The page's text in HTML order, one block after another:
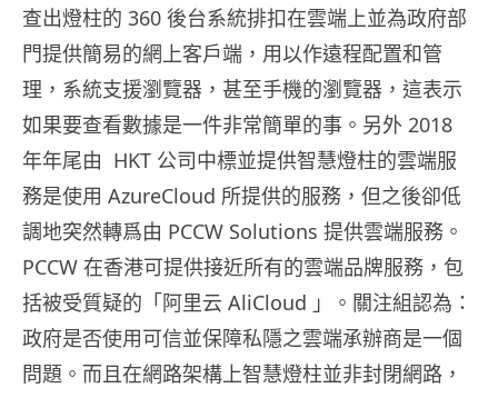
查出燈柱的 360 後台系統排扣在雲端上並為政府部
門提供簡易的網上客戶端，用以作遠程配置和管
理，系統支援瀏覽器，甚至手機的瀏覽器，這表示
如果要查看數據是一件非常簡單的事。另外 2018
年年尾由 HKT 公司中標並提供智慧燈柱的雲端服
務是使用 AzureCloud 所提供的服務，但之後卻低
調地突然轉爲由 PCCW Solutions 提供雲端服務。
PCCW 在香港可提供接近所有的雲端品牌服務，包
括被受質疑的「阿里云 AliCloud 」。關注組認為：
政府是否使用可信並保障私隱之雲端承辦商是一個
問題。而且在網路架構上智慧燈柱並非封閉網路，